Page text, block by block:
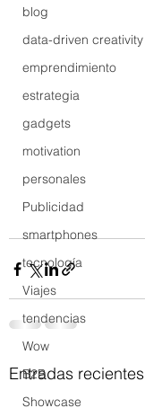
blog
data-driven creativity
emprendimiento
estrategia
gadgets
motivation
personales
Publicidad
smartphones
tecnología
Viajes
tendencias
Wow
B2B
Showcase
Entradas recientes